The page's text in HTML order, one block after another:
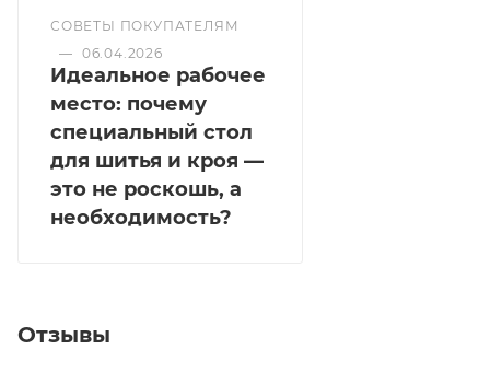
СОВЕТЫ ПОКУПАТЕЛЯМ
— 06.04.2026
Идеальное рабочее
место: почему
специальный стол
для шитья и кроя —
это не роскошь, а
необходимость?
Отзывы